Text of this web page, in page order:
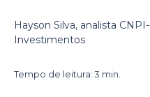
Hayson Silva, analista
Investimentos
Tempo de leitura: 3 min.